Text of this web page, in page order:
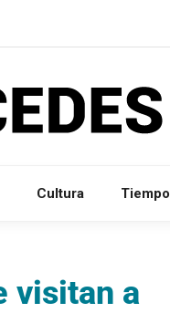
Cultura Tiempo
visitan a